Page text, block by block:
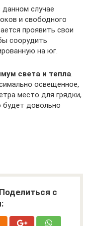
случае
и свободного
проявить свои
соорудить
на юг.
света и тепла
освещенное,
место для грядки,
будет довольно
с